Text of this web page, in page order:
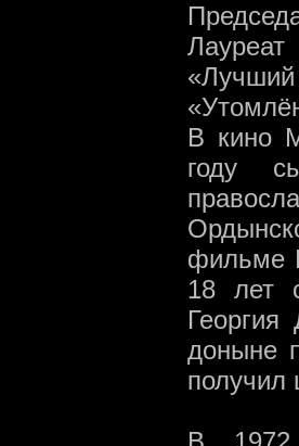
В кино
году
фильме
18 лет
доныне
получил